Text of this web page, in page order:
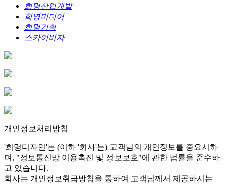
희명산업개발
희명미디어
희명기획
스카이비자
개인정보처리방침
'희명디자인'는 (이하 '회사'는) 고객님의 개인정보를 중요시하
며, "정보통신망 이용촉진 및 정보보호"에 관한 법률을 준수하
고 있습니다.
회사는 개인정보취급방침을 통하여 고객님께서 제공하시는